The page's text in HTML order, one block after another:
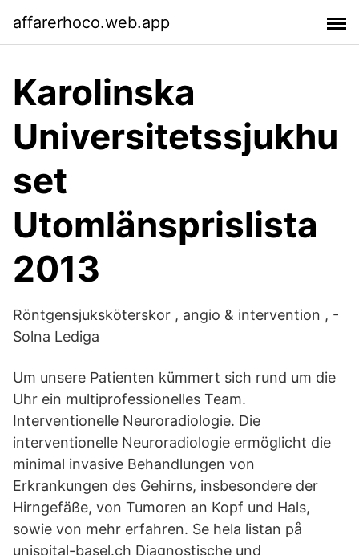
affarerhoco.web.app
Karolinska
Universitetssjukhu
set
Utomlänsprislista
2013
Röntgensjuksköterskor , angio & intervention , -
Solna Lediga
Um unsere Patienten kümmert sich rund um die
Uhr ein multiprofessionelles Team.
Interventionelle Neuroradiologie. Die
interventionelle Neuroradiologie ermöglicht die
minimal invasive Behandlungen von
Erkrankungen des Gehirns, insbesondere der
Hirngefäße, von Tumoren an Kopf und Hals,
sowie von mehr erfahren. Se hela listan på
unispital-basel.ch Diagnostische und